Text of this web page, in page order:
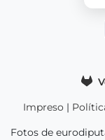
Impreso |
Fotos de